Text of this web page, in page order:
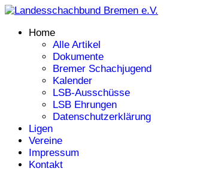
Home
Alle Artikel
Dokumente
Bremer Schachjugend
Kalender
LSB-Ausschüsse
LSB Ehrungen
Datenschutzerklärung
Ligen
Vereine
Impressum
Kontakt